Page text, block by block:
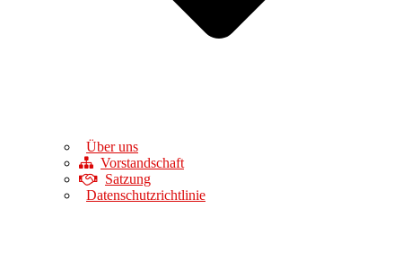
Über uns
Vorstandschaft
Satzung
Datenschutzrichtlinie